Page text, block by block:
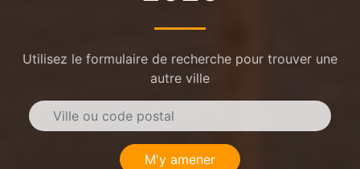
Utilisez le formulaire de recherche pour trouver une
autre ville
M'y amener